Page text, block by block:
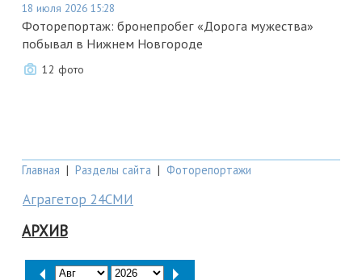
18 июля 2026 15:28
Фоторепортаж: бронепробег «Дорога мужества»
побывал в Нижнем Новгороде
12 фото
Главная | Разделы сайта | Фоторепортажи
Аграгетор 24СМИ
АРХИВ